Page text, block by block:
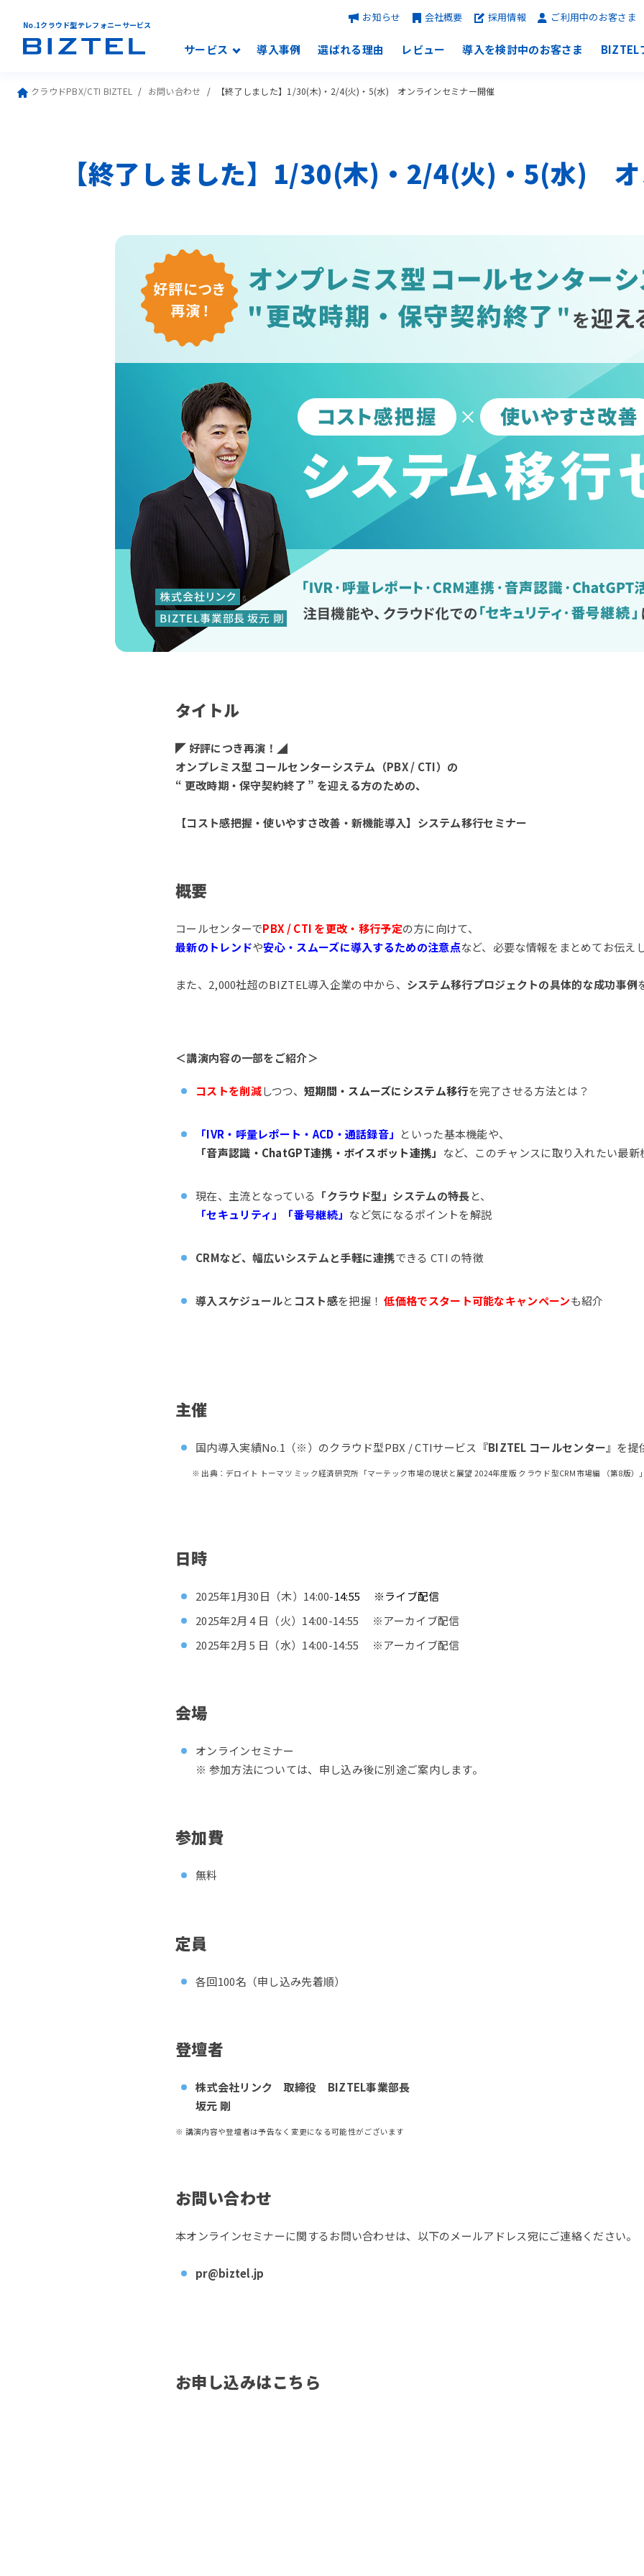
No.1クラウド型テレフォニーサービス
サービス 導入事例 選ばれる理由 レビュー 導入を検討中のお客さま BIZTEL
お知らせ 会社概要 採用情報 ご利用中のお客さま
クラウドPBX/CTI BIZTEL お問い合わせ 【終了しました】1/30(木)・2/4(火)・5(水) オンラインセミナー開催
【終了しました】1/30(木)・2/4(火)・5(水)
タイトル
◤ 好評につき再演！◢
オンプレミス型 コールセンターシステム（PBX / CTI）の
“ 更改時期・保守契約終了 ” を迎える方のための、
【コスト感把握・使いやすさ改善・新機能導入】システム移行セミナー
概要
コールセンターでPBX / CTI を更改・移行予定の方に向けて、
最新のトレンドや安心・スムーズに導入するための注意点など、必要な情報をまとめてお伝え
また、2,000社超のBIZTEL導入企業の中から、 システム移行プロジェクトの具体的な成功事例
＜講演内容の一部をご紹介＞
コストを削減しつつ、短期間・スムーズにシステム移行を完了させる方法とは？
「IVR・呼量レポート・ACD・通話録音」 といった基本機能や、
「音声認識・ChatGPT連携・ボイスボット連携」 など、このチャンスに取り入れたい最新
現在、主流となっている 「クラウド型」システムの特長と、
「セキュリティ」「番号継続」 など気になるポイントを解説
CRMなど、幅広いシステムと手軽に連携できる CTI の特徴
導入スケジュールと コスト感を把握！低価格でスタート可能なキャンペーンも紹介
主催
国内導入実績No.1（※）のクラウド型PBX / CTIサービス 『BIZTEL コールセンター』 を提
※ 出典：デロイト トーマツ ミック経済研究所「マーテック市場の現状と展望 2024年度版 クラウド型CRM市場編 （第8版）
日時
2025年1月30日（木）14:00-14:55 ※ライブ配信
2025年2月 4 日（火）14:00-14:55 ※アーカイブ配信
2025年2月 5 日（水）14:00-14:55 ※アーカイブ配信
会場
オンラインセミナー
※ 参加方法については、申し込み後に別途ご案内します。
参加費
無料
定員
各回100名（申し込み先着順）
登壇者
株式会社リンク 取締役 BIZTEL事業部長
坂元 剛
※ 講演内容や登壇者は予告なく変更になる可能性がございます
お問い合わせ
本オンラインセミナーに関するお問い合わせは、以下のメールアドレス宛にご連絡ください。
pr@biztel.jp
お申し込みはこちら